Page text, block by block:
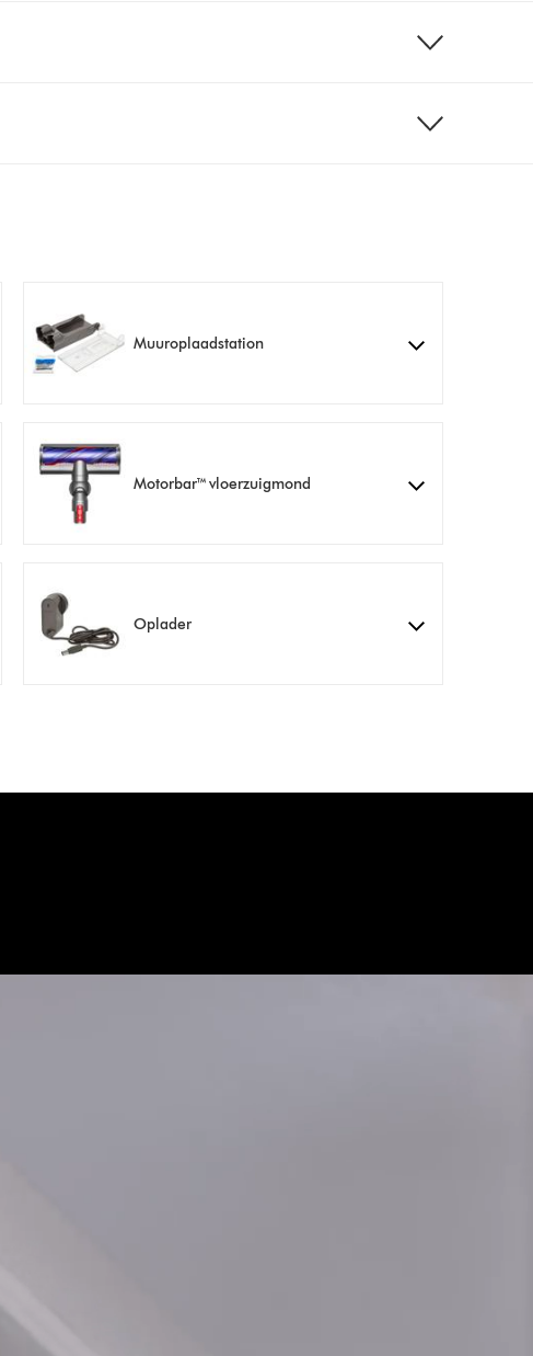
Muuroplaadstation
Motorbar™ vloerzuigmond
Oplader